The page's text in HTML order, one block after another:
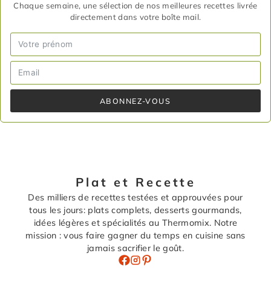
Chaque semaine, une sélection de nos meilleures recettes livrée
directement dans votre boîte mail.
ABONNEZ-VOUS
Plat et Recette
Des milliers de recettes testées et approuvées pour
tous les jours: plats complets, desserts gourmands,
idées légères et spécialités au Thermomix. Notre
mission : vous faire gagner du temps en cuisine sans
jamais sacrifier le goût.